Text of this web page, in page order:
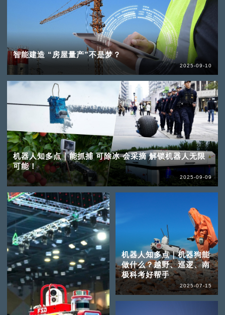
智能建造 “房屋量产”不是梦？
2025-09-10
机器人知多点｜能抓捕 可除冰 会采摘 解锁机器人无限
可能！
2025-09-09
机器人知多点｜机器狗能
做什么？越野、巡逻、南
极科考好帮手
2025-07-15